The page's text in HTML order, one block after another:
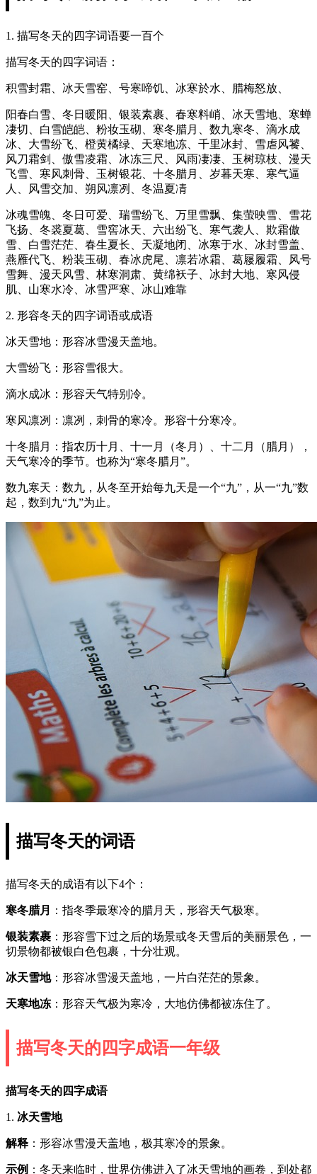
1. 描写冬天的四字词语要一百个
描写冬天的四字词语：
积雪封霜、冰天雪窑、号寒啼饥、冰寒於水、腊梅怒放、
阳春白雪、冬日暖阳、银装素裹、春寒料峭、冰天雪地、寒蝉
凄切、白雪皑皑、粉妆玉砌、寒冬腊月、数九寒冬、滴水成
冰、大雪纷飞、橙黄橘绿、天寒地冻、千里冰封、雪虐风饕、
风刀霜剑、傲雪凌霜、冰冻三尺、风雨凄凄、玉树琼枝、漫天
飞雪、寒风刺骨、玉树银花、十冬腊月、岁暮天寒、寒气逼
人、风雪交加、朔风凛冽、冬温夏凊
冰魂雪魄、冬日可爱、瑞雪纷飞、万里雪飘、集萤映雪、雪花
飞扬、冬裘夏葛、雪窖冰天、六出纷飞、寒气袭人、欺霜傲
雪、白雪茫茫、春生夏长、天凝地闭、冰寒于水、冰封雪盖、
燕雁代飞、粉装玉砌、春冰虎尾、凛若冰霜、葛屦履霜、风号
雪舞、漫天风雪、林寒洞肃、黄绵袄子、冰封大地、寒风侵
肌、山寒水冷、冰雪严寒、冰山难靠
2. 形容冬天的四字词语或成语
冰天雪地：形容冰雪漫天盖地。
大雪纷飞：形容雪很大。
滴水成冰：形容天气特别冷。
寒风凛冽：凛冽，刺骨的寒冷。形容十分寒冷。
十冬腊月：指农历十月、十一月（冬月）、十二月（腊月），
天气寒冷的季节。也称为“寒冬腊月”。
数九寒天：数九，从冬至开始每九天是一个“九”，从一“九”数
起，数到九“九”为止。
描写冬天的词语
描写冬天的成语有以下4个：
寒冬腊月 ：指冬季最寒冷的腊月天，形容天气极寒。
银装素裹 ：形容雪下过之后的场景或冬天雪后的美丽景色，一
切景物都被银白色包裹，十分壮观。
冰天雪地：形容冰雪漫天盖地，一片白茫茫的景象。
天寒地冻：形容天气极为寒冷，大地仿佛都被冻住了。
描写冬天的四字成语一年级
描写冬天的四字成语
1. 冰天雪地
解释 ：形容冰雪漫天盖地，极其寒冷的景象。
示例 ：冬天来临时，世界仿佛进入了冰天雪地的画卷，到处都